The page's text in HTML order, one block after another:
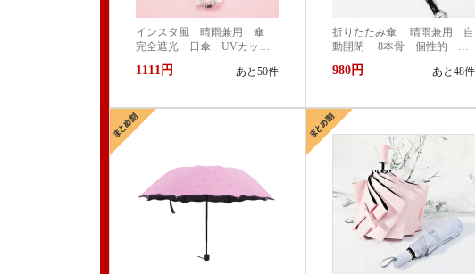
インスタ風 晴雨兼用 傘
完全遮光 日傘 UVカッ
ト 99.9% 紫外線対策 UVケ
ア 折りたたみ傘 遮光 遮
ト かわいい
1111円 あと50件
折りたたみ傘 晴雨兼用 自
動開閉 8本骨 個性的 ク
ール 黒ゴム 晴れ傘 紫外
線防止 日焼け止め 三つ折
980円 あと48件